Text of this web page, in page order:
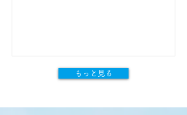
もっと見る